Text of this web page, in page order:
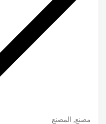
مصنع, المصنع